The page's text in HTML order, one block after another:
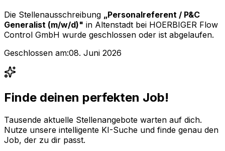
Die Stellenausschreibung „Personalreferent / P&C
Generalist (m/w/d)" in Altenstadt bei HOERBIGER Flow
Control GmbH wurde geschlossen oder ist abgelaufen.
Geschlossen am:08. Juni 2026
Finde deinen perfekten Job!
Tausende aktuelle Stellenangebote warten auf dich.
Nutze unsere intelligente KI-Suche und finde genau den
Job, der zu dir passt.